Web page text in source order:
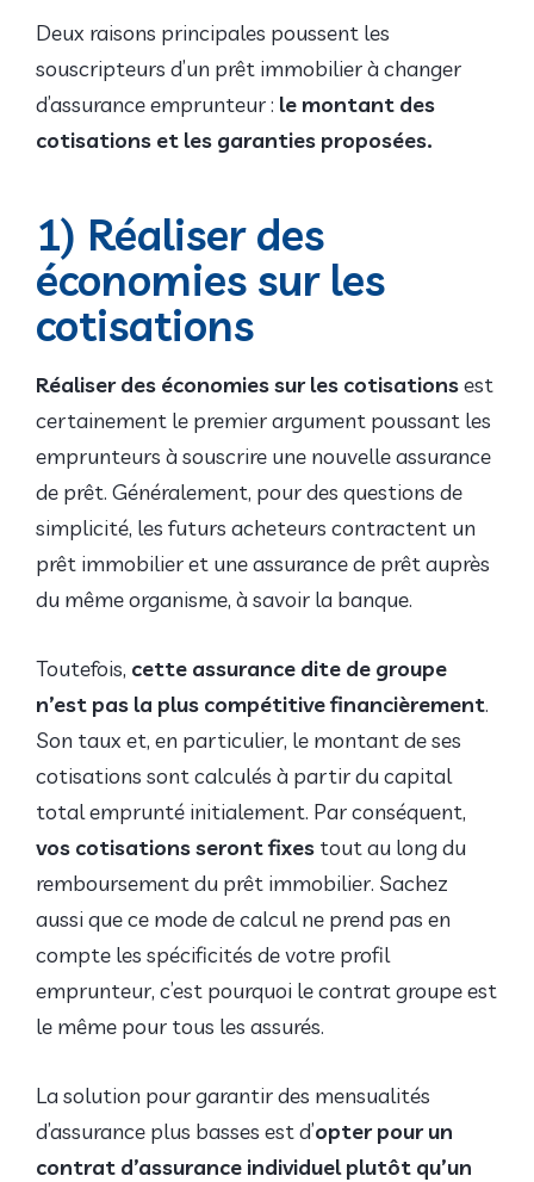
Deux raisons principales poussent les
souscripteurs d’un prêt immobilier à changer
d’assurance emprunteur : le montant des
cotisations et les garanties proposées.
1) Réaliser des
économies sur les
cotisations
Réaliser des économies sur les cotisationsest
certainement le premier argument poussant les
emprunteurs à souscrire une nouvelle assurance
de prêt. Généralement, pour des questions de
simplicité, les futurs acheteurs contractent un
prêt immobilier et une assurance de prêt auprès
du même organisme, à savoir la banque.
Toutefois, cette assurance dite de groupe
n’est pas la plus compétitive financièrement.
Son taux et, en particulier, le montant de ses
cotisations sont calculés à partir du capital
total emprunté initialement. Par conséquent,
vos cotisations seront fixes tout au long du
remboursement du prêt immobilier. Sachez
aussi que ce mode de calcul ne prend pas en
compte les spécificités de votre profil
emprunteur, c’est pourquoi le contrat groupe est
le même pour tous les assurés.
La solution pour garantir des mensualités
d’assurance plus basses est d’opter pour un
contrat d’assurance individuel plutôt qu’un